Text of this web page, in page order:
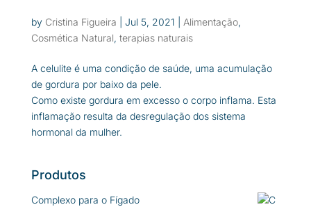
by Cristina Figueira Jul 5, 2021 Alimentação,
Cosmética Natural, terapias naturais
A celulite é uma condição de saúde, uma acumulação
de gordura por baixo da pele.
Como existe gordura em excesso o corpo inflama. Esta
inflamação resulta da desregulação dos sistema
hormonal da mulher.
Produtos
Complexo para o Fígado